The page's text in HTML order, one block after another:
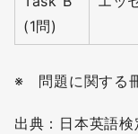
(1問)
※ 問題に関する
出典：日本英語